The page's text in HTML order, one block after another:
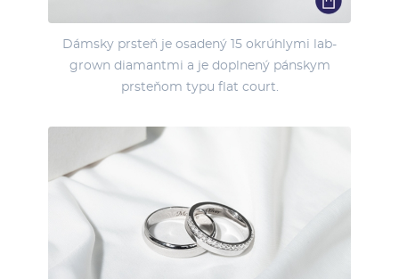
Dámsky prsteň je osadený 15 okrúhlymi lab-
grown diamantmi a je doplnený pánskym
prsteňom typu flat court.